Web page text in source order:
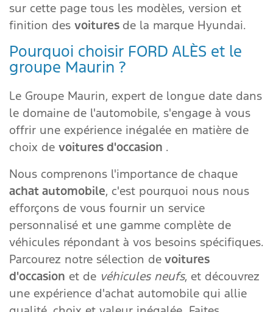
sur cette page tous les modèles, version et
finition des voitures de la marque Hyundai.
Pourquoi choisir FORD ALÈS et le
groupe Maurin ?
Le Groupe Maurin, expert de longue date dans
le domaine de l'automobile, s'engage à vous
offrir une expérience inégalée en matière de
choix de voitures d'occasion .
Nous comprenons l'importance de chaque
achat automobile, c'est pourquoi nous nous
efforçons de vous fournir un service
personnalisé et une gamme complète de
véhicules répondant à vos besoins spécifiques.
Parcourez notre sélection de voitures
d'occasion et de véhicules neufs, et découvrez
une expérience d'achat automobile qui allie